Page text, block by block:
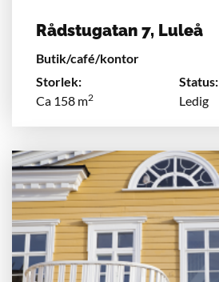
Rådstugatan 7, Luleå
Butik/café/kontor
Storlek:
Status:
Ca 158 m2 Ledig